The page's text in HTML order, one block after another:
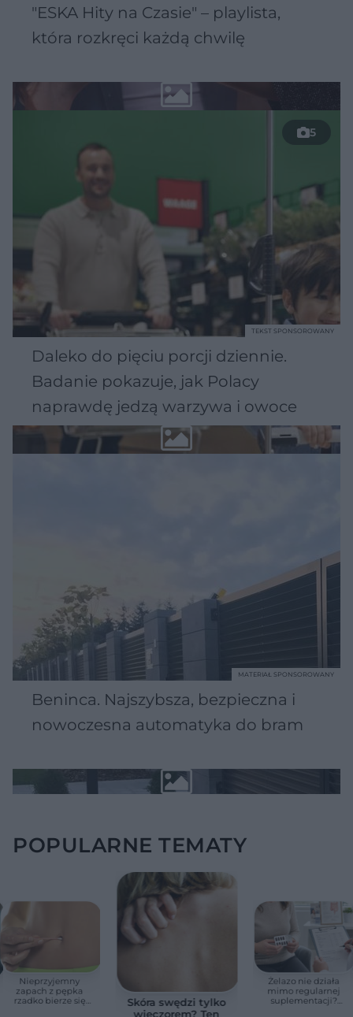
"ESKA Hity na Czasie" – playlista,
która rozkręci każdą chwilę
5
Daleko do pięciu porcji dziennie.
Badanie pokazuje, jak Polacy
naprawdę jedzą warzywa i owoce
TEKST SPONSOROWANY
Beninca. Najszybsza, bezpieczna i
nowoczesna automatyka do bram
MATERIAŁ SPONSOROWANY
POPULARNE TEMATY
Nieprzyjemny
zapach z pępka
rzadko bierze się
Skóra swędzi tylko
wieczorem? Ten
Żelazo nie działa
mimo regularnej
suplementacji?